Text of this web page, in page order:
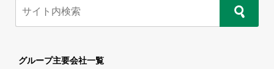
グループ主要会社一覧